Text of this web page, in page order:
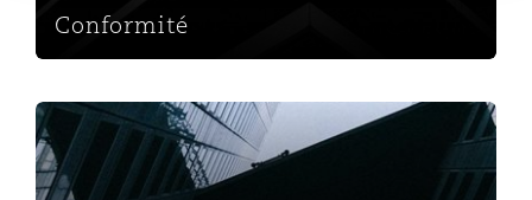
Conformité
Droit des sociétés